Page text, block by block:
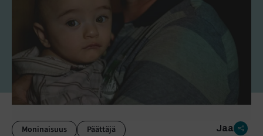
Moninaisuus Päättäjä Jaa